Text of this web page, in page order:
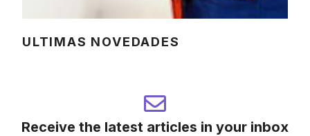
ULTIMAS NOVEDADES
Receive the latest articles in your inbox